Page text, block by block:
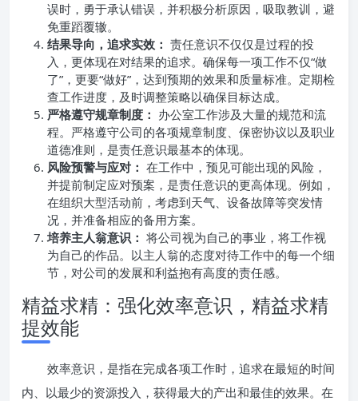
误时，勇于承认错误，并积极分析原因，吸取教训，避
免重蹈覆辙。
结果导向，追求实效： 责任意识不仅仅是过程的投
入，更体现在对结果的追求。确保每一项工作不仅“做
了”，更要“做好”，达到预期的效果和质量标准。定期检
查工作进度，及时调整策略以确保目标达成。
严格遵守规章制度： 办公室工作涉及大量的规范和流
程。严格遵守公司的各项规章制度、保密协议以及职业
道德准则，是责任意识最基本的体现。
风险预警与应对： 在工作中，预见可能出现的风险，
并提前制定应对预案，是责任意识的更高体现。例如，
在组织大型活动前，考虑到天气、设备故障等突发情
况，并准备相应的备用方案。
培养主人翁意识： 将公司视为自己的事业，将工作视
为自己的作品。以主人翁的态度对待工作中的每一个细
节，对公司的发展和利益抱有高度的责任感。
精益求精：强化效率意识，精益求精
提效能
效率意识，是指在完成各项工作时，追求在最短的时间
内、以最少的资源投入，获得最大的产出和最佳的效果。在